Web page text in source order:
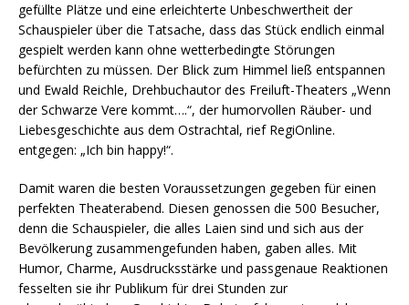
gefüllte Plätze und eine erleichterte Unbeschwertheit der
Schauspieler über die Tatsache, dass das Stück endlich einmal
gespielt werden kann ohne wetterbedingte Störungen
befürchten zu müssen. Der Blick zum Himmel ließ entspannen
und Ewald Reichle, Drehbuchautor des Freiluft-Theaters „Wenn
der Schwarze Vere kommt….“, der humorvollen Räuber- und
Liebesgeschichte aus dem Ostrachtal, rief RegiOnline.
entgegen: „Ich bin happy!“.
Damit waren die besten Voraussetzungen gegeben für einen
perfekten Theaterabend. Diesen genossen die 500 Besucher,
denn die Schauspieler, die alles Laien sind und sich aus der
Bevölkerung zusammengefunden haben, gaben alles. Mit
Humor, Charme, Ausdrucksstärke und passgenaue Reaktionen
fesselten sie ihr Publikum für drei Stunden zur